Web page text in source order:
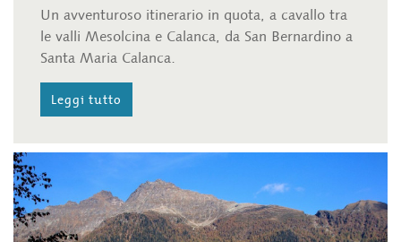
Un avventuroso itinerario in quota, a cavallo tra
le valli Mesolcina e Calanca, da San Bernardino a
Santa Maria Calanca.
Leggi tutto